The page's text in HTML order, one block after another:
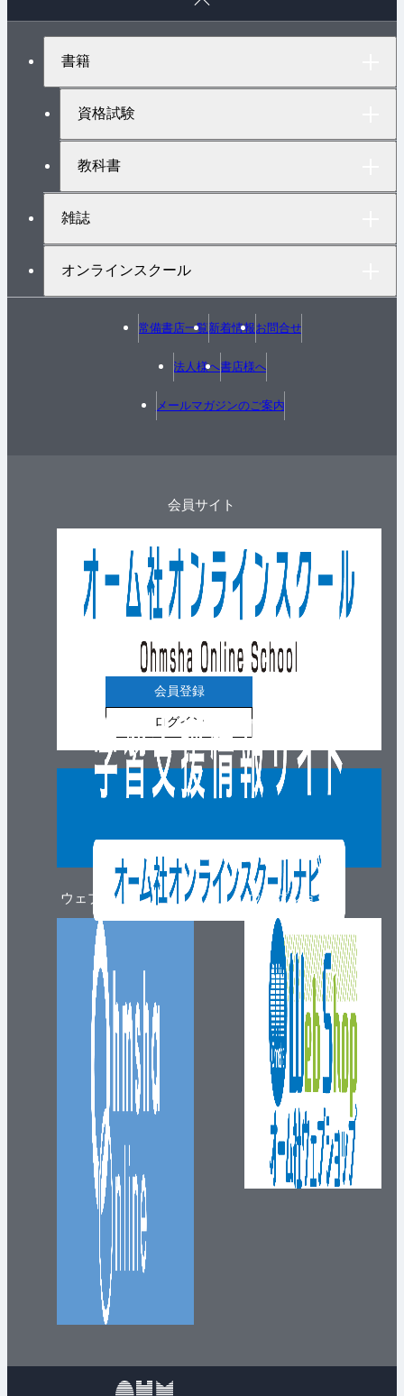
書籍
資格試験
教科書
雑誌
オンラインスクール
常備書店一覧新着情報お問合せ
法人様へ書店様へ
メールマガジンのご案内
ウェブマガジン
会員サイト
会員登録
ログイン
ウェブショップ